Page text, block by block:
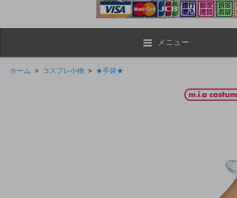
メニュー
ホーム > コスプレ小物 > ★手袋★